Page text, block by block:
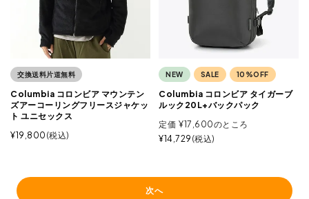
交換送料片道無料
Columbia コロンビア マウンテン
ズアーコーリングフリースジャケッ
ト ユニセックス
¥19,800 税込
NEW SALE 10%OFF
Columbia コロンビア タイガーブ
ルック20L+バックパック
定価 ¥17,600のところ
¥14,729 税込
次へ